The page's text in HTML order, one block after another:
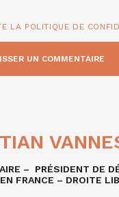
LA POLITIQUE DE
– PRÉSIDENT DE
FRANCE – DROITE